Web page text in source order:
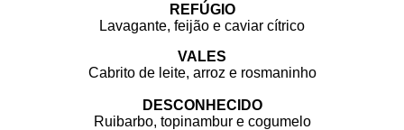
REFÚGIO
Lavagante, feijão e caviar cítrico
VALES
Cabrito de leite, arroz e rosmaninho
DESCONHECIDO
Ruibarbo, topinambur e cogumelo